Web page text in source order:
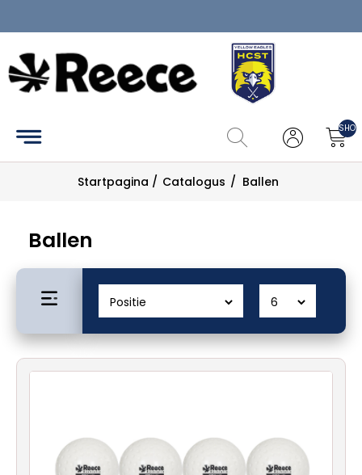
Home
Clubkledij
Catalogus
Maattabel
Zoek
Mijn
account
Contact
Startpagina / Catalogus / Ballen
Ballen